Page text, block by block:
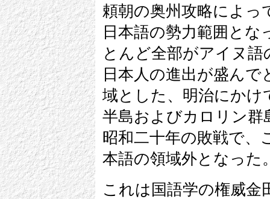
頼朝の奥州攻略によっ
日本語の勢力範囲と
とんど全部がアイヌ
日本人の進出が盛ん
域とした、明治にかけ
半島およびカロリン群
昭和二十年の敗戦で、
本語の領域外となった
これは国語学の権威金